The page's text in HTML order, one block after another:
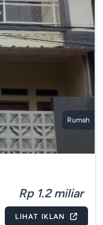
Rumah
Rp 1.2 miliar
LIHAT IKLAN